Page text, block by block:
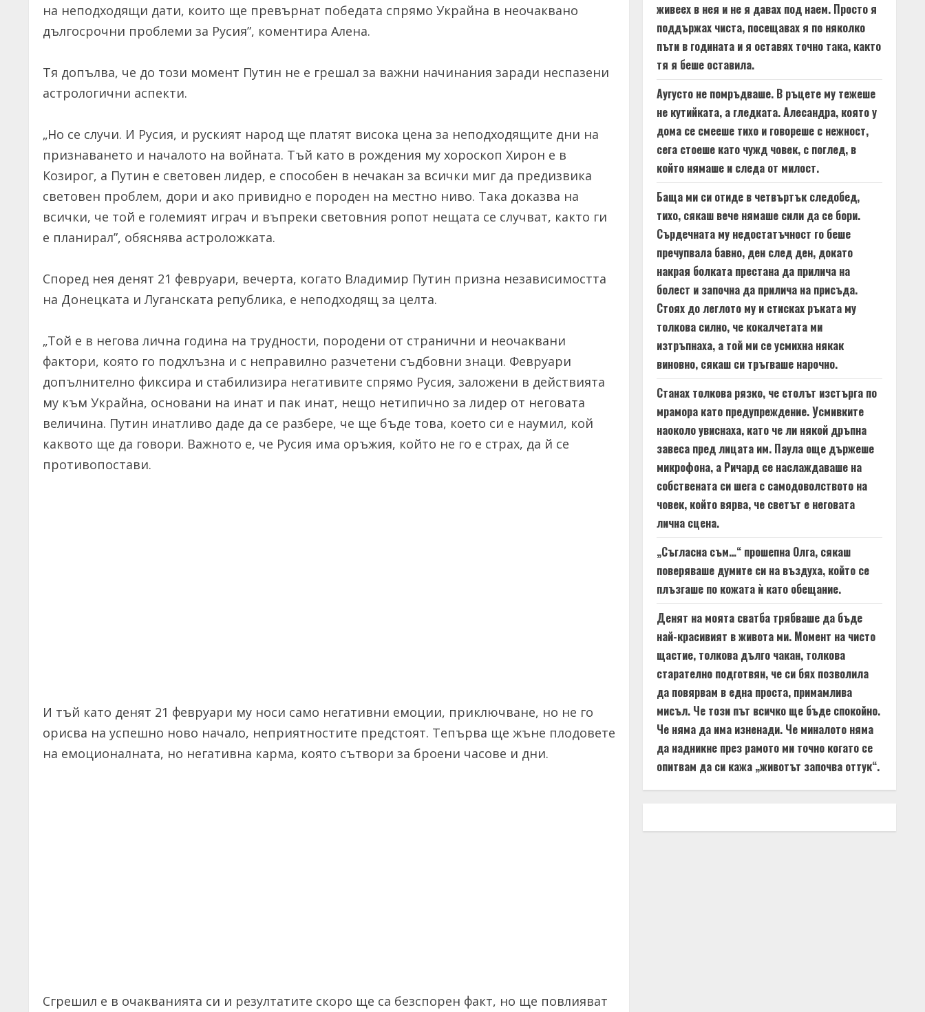
на неподходящи дати, които ще превърнат победата спрямо Украйна в неочаквано
дългосрочни проблеми за Русия”, коментира Алена.
Тя допълва, че до този момент Путин не е грешал за важни начинания заради неспазени
астрологични аспекти.
„Но се случи. И Русия, и руският народ ще платят висока цена за неподходящите дни на
признаването и началото на войната. Тъй като в рождения му хороскоп Хирон е в
Козирог, а Путин е световен лидер, е способен в нечакан за всички миг да предизвика
световен проблем, дори и ако привидно е породен на местно ниво. Така доказва на
всички, че той е големият играч и въпреки световния ропот нещата се случват, както ги
е планирал”, обяснява астроложката.
Според нея денят 21 февруари, вечерта, когато Владимир Путин призна независимостта
на Донецката и Луганската република, е неподходящ за целта.
„Той е в негова лична година на трудности, породени от странични и неочаквани
фактори, която го подхлъзна и с неправилно разчетени съдбовни знаци. Февруари
допълнително фиксира и стабилизира негативите спрямо Русия, заложени в действията
му към Украйна, основани на инат и пак инат, нещо нетипично за лидер от неговата
величина. Путин инатливо даде да се разбере, че ще бъде това, което си е наумил, кой
каквото ще да говори. Важното е, че Русия има оръжия, който не го е страх, да й се
противопостави.
И тъй като денят 21 февруари му носи само негативни емоции, приключване, но не го
орисва на успешно ново начало, неприятностите предстоят. Тепърва ще жъне плодовете
на емоционалната, но негативна карма, която сътвори за броени часове и дни.
Сгрешил е в очакванията си и резултатите скоро ще са безспорен факт, но ще повлияват
живеех в нея и не я давах под наем. Просто я
поддържах чиста, посещавах я по няколко
пъти в годината и я оставях точно така, както
тя я беше оставила.
Аугусто не помръдваше. В ръцете му тежеше
не кутийката, а гледката. Алесандра, която у
дома се смееше тихо и говореше с нежност,
сега стоеше като чужд човек, с поглед, в
който нямаше и следа от милост.
Баща ми си отиде в четвъртък следобед,
тихо, сякаш вече нямаше сили да се бори.
Сърдечната му недостатъчност го беше
пречупвала бавно, ден след ден, докато
накрая болката престана да прилича на
болест и започна да прилича на присъда.
Стоях до леглото му и стисках ръката му
толкова силно, че кокалчетата ми
изтръпнаха, а той ми се усмихна някак
виновно, сякаш си тръгваше нарочно.
Станах толкова рязко, че столът изстърга по
мрамора като предупреждение. Усмивките
наоколо увиснаха, като че ли някой дръпна
завеса пред лицата им. Паула още държеше
микрофона, а Ричард се наслаждаваше на
собствената си шега с самодоволството на
човек, който вярва, че светът е неговата
лична сцена.
„Съгласна съм…“ прошепна Олга, сякаш
поверяваше думите си на въздуха, който се
плъзгаше по кожата ѝ като обещание.
Денят на моята сватба трябваше да бъде
най-красивият в живота ми. Момент на чисто
щастие, толкова дълго чакан, толкова
старателно подготвян, че си бях позволила
да повярвам в една проста, примамлива
мисъл. Че този път всичко ще бъде спокойно.
Че няма да има изненади. Че миналото няма
да надникне през рамото ми точно когато се
опитвам да си кажа „животът започва оттук“.